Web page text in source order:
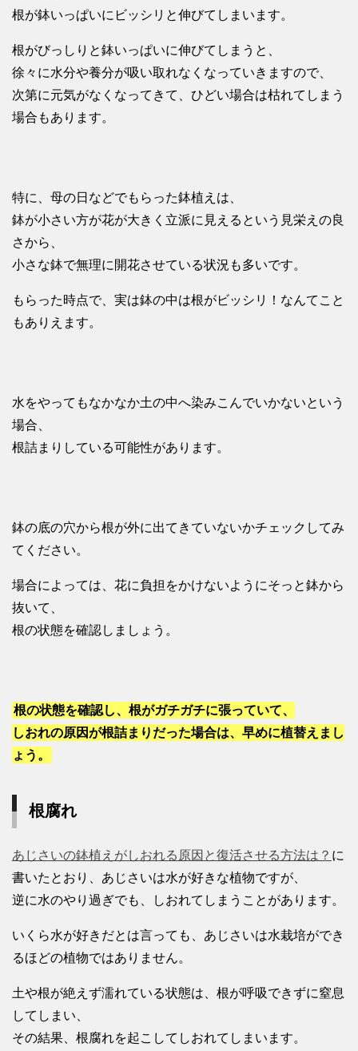
根が鉢いっぱいにビッシリと伸びてしまいます。
根がびっしりと鉢いっぱいに伸びてしまうと、
徐々に水分や養分が吸い取れなくなっていきますので、
次第に元気がなくなってきて、ひどい場合は枯れてしまう
場合もあります。
特に、母の日などでもらった鉢植えは、
鉢が小さい方が花が大きく立派に見えるという見栄えの良
さから、
小さな鉢で無理に開花させている状況も多いです。
もらった時点で、実は鉢の中は根がビッシリ！なんてこと
もありえます。
水をやってもなかなか土の中へ染みこんでいかないという
場合、
根詰まりしている可能性があります。
鉢の底の穴から根が外に出てきていないかチェックしてみ
てください。
場合によっては、花に負担をかけないようにそっと鉢から
抜いて、
根の状態を確認しましょう。
根の状態を確認し、根がガチガチに張っていて、
しおれの原因が根詰まりだった場合は、早めに植替えまし
ょう。
根腐れ
あじさいの鉢植えがしおれる原因と復活させる方法は？ に
書いたとおり、あじさいは水が好きな植物ですが、
逆に水のやり過ぎでも、しおれてしまうことがあります。
いくら水が好きだとは言っても、あじさいは水栽培ができ
るほどの植物ではありません。
土や根が絶えず濡れている状態は、根が呼吸できずに窒息
してしまい、
その結果、根腐れを起こしてしおれてしまいます。